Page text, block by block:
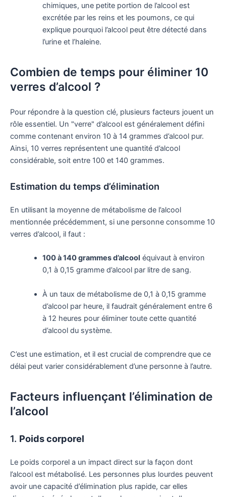
chimiques, une petite portion de l’alcool est
excrétée par les reins et les poumons, ce qui
explique pourquoi l’alcool peut être détecté dans
l’urine et l’haleine.
Combien de temps pour éliminer 10
verres d’alcool ?
Pour répondre à la question clé, plusieurs facteurs jouent un
rôle essentiel. Un "verre" d’alcool est généralement défini
comme contenant environ 10 à 14 grammes d’alcool pur.
Ainsi, 10 verres représentent une quantité d’alcool
considérable, soit entre 100 et 140 grammes.
Estimation du temps d’élimination
En utilisant la moyenne de métabolisme de l’alcool
mentionnée précédemment, si une personne consomme 10
verres d’alcool, il faut :
100 à 140 grammes d’alcool équivaut à environ
0,1 à 0,15 gramme d’alcool par litre de sang.
À un taux de métabolisme de 0,1 à 0,15 gramme
d’alcool par heure, il faudrait généralement entre 6
à 12 heures pour éliminer toute cette quantité
d’alcool du système.
C’est une estimation, et il est crucial de comprendre que ce
délai peut varier considérablement d’une personne à l’autre.
Facteurs influençant l’élimination de
l’alcool
1. Poids corporel
Le poids corporel a un impact direct sur la façon dont
l’alcool est métabolisé. Les personnes plus lourdes peuvent
avoir une capacité d’élimination plus rapide, car elles